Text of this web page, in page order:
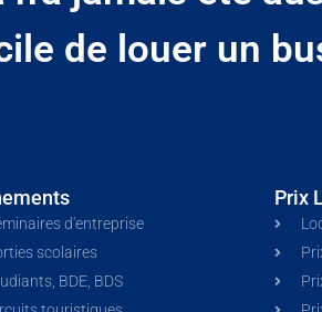
de louer un
d'entreprise
scolaires
BDE, BDS
Prix